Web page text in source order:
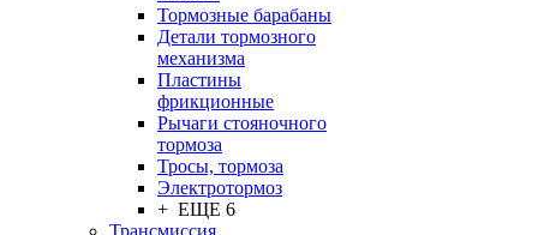
Тормозные барабаны
Детали тормозного
механизма
Пластины
фрикционные
Рычаги стояночного
тормоза
Тросы, тормоза
Электротормоз
+ ЕЩЕ 6
Трансмиссия